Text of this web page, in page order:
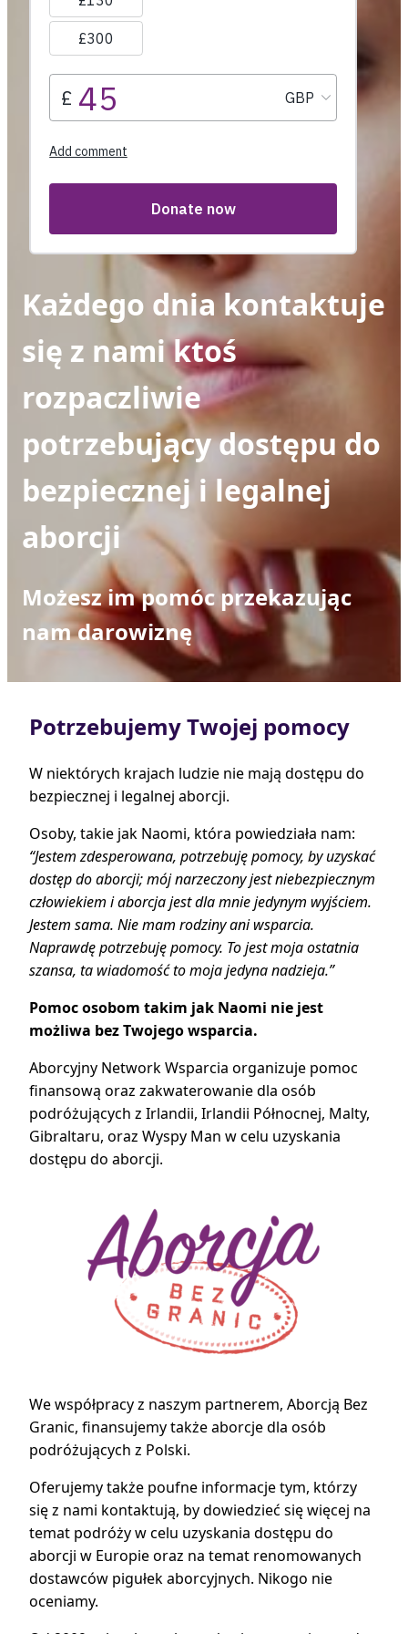
Każdego dnia kontaktuje
się z nami ktoś
rozpaczliwie
potrzebujący dostępu do
bezpiecznej i legalnej
aborcji
Możesz im pomóc przekazując
nam darowiznę
Potrzebujemy Twojej pomocy
W niektórych krajach ludzie nie mają dostępu do
bezpiecznej i legalnej aborcji.
Osoby, takie jak Naomi, która powiedziała nam:
“Jestem zdesperowana, potrzebuję pomocy, by uzyskać
dostęp do aborcji; mój narzeczony jest niebezpiecznym
człowiekiem i aborcja jest dla mnie jedynym wyjściem.
Jestem sama. Nie mam rodziny ani wsparcia.
Naprawdę potrzebuję pomocy. To jest moja ostatnia
szansa, ta wiadomość to moja jedyna nadzieja.”
Pomoc osobom takim jak Naomi nie jest
możliwa bez Twojego wsparcia.
Aborcyjny Network Wsparcia organizuje pomoc
finansową oraz zakwaterowanie dla osób
podróżujących z Irlandii, Irlandii Północnej, Malty,
Gibraltaru, oraz Wyspy Man w celu uzyskania
dostępu do aborcji.
We współpracy z naszym partnerem, Aborcją Bez
Granic, finansujemy także aborcje dla osób
podróżujących z Polski.
Oferujemy także poufne informacje tym, którzy
się z nami kontaktują, by dowiedzieć się więcej na
temat podróży w celu uzyskania dostępu do
aborcji w Europie oraz na temat renomowanych
dostawców pigułek aborcyjnych. Nikogo nie
oceniamy.